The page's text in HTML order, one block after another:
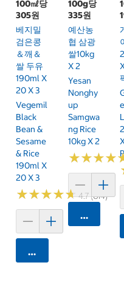
100㎖당
305원
베지밀
검은콩
＆깨＆
쌀 두유
190ml X
20 X 3
Vegemil
Black
Bean &
Sesame
& Rice
190ml X
20 X 3
★★★★★
★★★★★4.7 (614)
카트에 담기
100g당
335원
예산농
협 삼광
쌀10kg
X 2
Yesan
Nonghy
Up
Samgwa
Ng Rice
10kg X 2
★★★★
★★★★
카트에 담
E